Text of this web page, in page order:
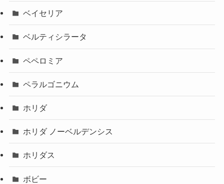
ベイセリア
ベルティシラータ
ペペロミア
ペラルゴニウム
ホリダ
ホリダ ノーベルデンシス
ホリダス
ボビー